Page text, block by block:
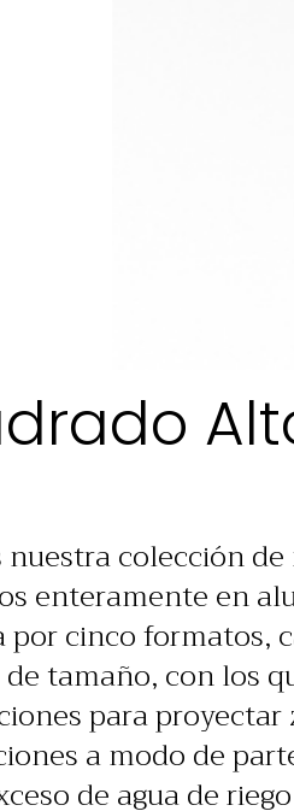
nuestra colección
enteramente en
por cinco formatos,
tamaño, con los
para
a modo de
de agua de